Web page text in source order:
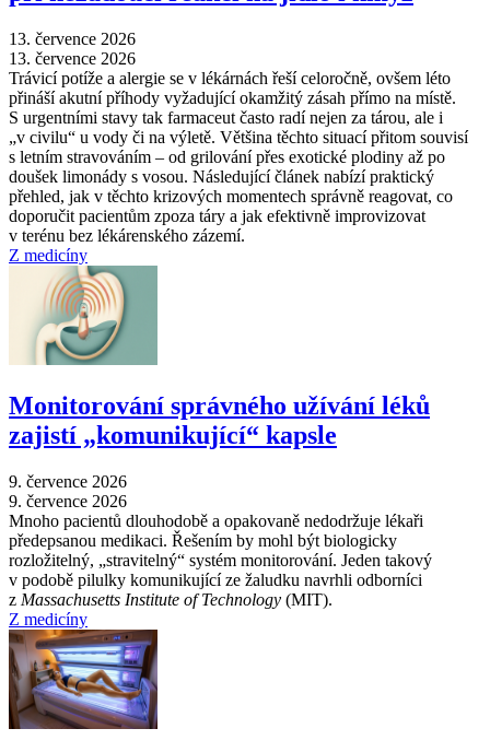
13. července 2026
13. července 2026
Trávicí potíže a alergie se v lékárnách řeší celoročně, ovšem léto
přináší akutní příhody vyžadující okamžitý zásah přímo na místě.
S urgentními stavy tak farmaceut často radí nejen za tárou, ale i
„v civilu“ u vody či na výletě. Většina těchto situací přitom souvisí
s letním stravováním –⁠ od grilování přes exotické plodiny až po
doušek limonády s vosou. Následující článek nabízí praktický
přehled, jak v těchto krizových momentech správně reagovat, co
doporučit pacientům zpoza táry a jak efektivně improvizovat
v terénu bez lékárenského zázemí.
Z medicíny
Monitorování správného užívání léků
zajistí „komunikující“ kapsle
9. července 2026
9. července 2026
Mnoho pacientů dlouhodobě a opakovaně nedodržuje lékaři
předepsanou medikaci. Řešením by mohl být biologicky
rozložitelný, „stravitelný“ systém monitorování. Jeden takový
v podobě pilulky komunikující ze žaludku navrhli odborníci
z Massachusetts Institute of Technology (MIT).
Z medicíny